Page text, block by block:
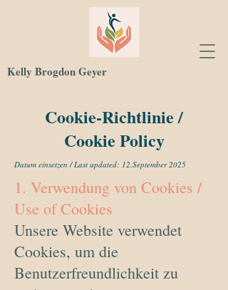
Kelly Brogdon Geyer
Cookie-Richtlinie /
Cookie Policy
Datum einsetzen / Last updated: 12.September 2025
1. Verwendung von Cookies /
Use of Cookies
Unsere Website verwendet
Cookies, um die
Benutzerfreundlichkeit zu